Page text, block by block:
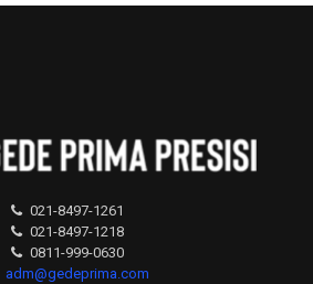
021-8497-1261
021-8497-1218
0811-999-0630
adm@gedeprima.com